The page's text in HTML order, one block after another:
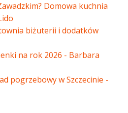
Domowa kuchnia
biżuterii i dodatków
na rok 2026 - Barbara
pogrzebowy w Szczecinie -